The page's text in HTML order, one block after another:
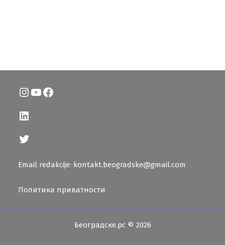
Instagram
YouTube
Facebook
LinkedIn
Twitter
Email redakcije: kontakt.beogradske@gmail.com
Политика приватности
Београдске.рс © 2026